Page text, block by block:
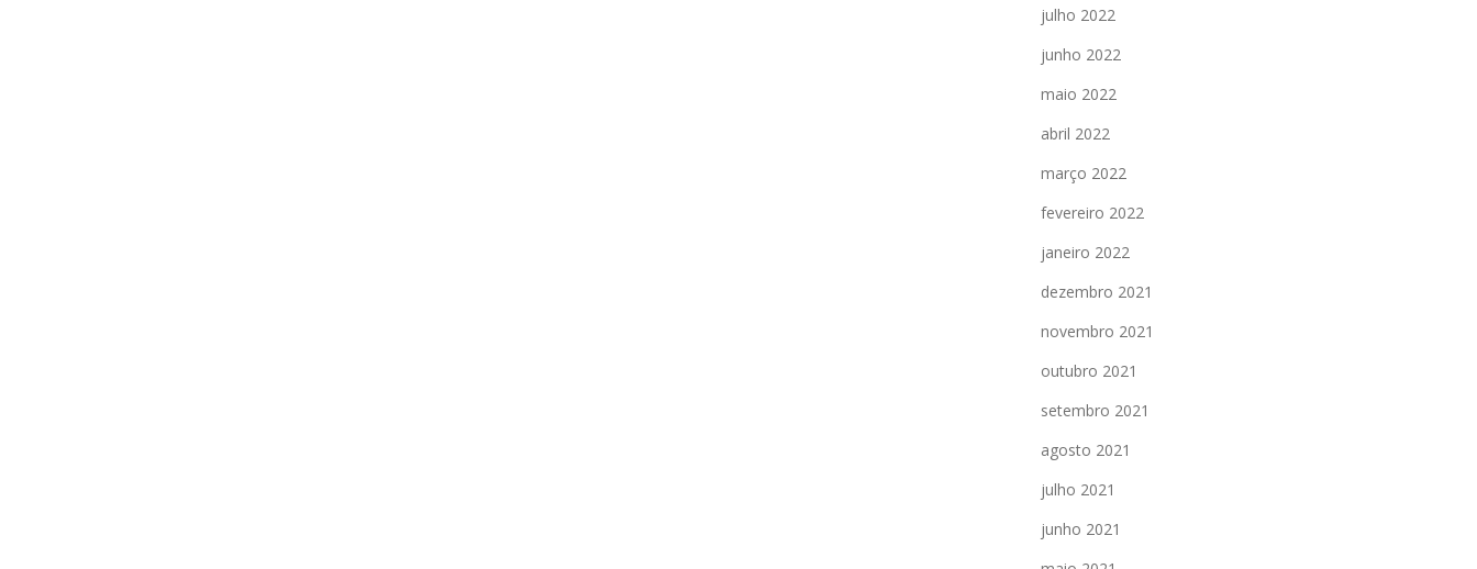
julho 2022
junho 2022
maio 2022
abril 2022
março 2022
fevereiro 2022
janeiro 2022
dezembro 2021
novembro 2021
outubro 2021
setembro 2021
agosto 2021
julho 2021
junho 2021